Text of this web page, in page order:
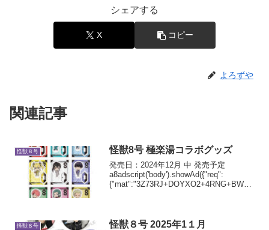
シェアする
X コピー
よろずや
関連記事
怪獣８号 怪獣8号 極楽湯コラボグッズ
発売日：2024年12月 中 発売予定
a8adscript('body').showAd({"req":
{"mat":"3Z73RJ+DOYXO2+4RNG+BWGD
怪獣８号
怪獣８号 2025年1１月